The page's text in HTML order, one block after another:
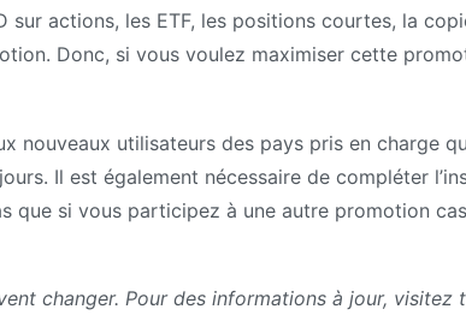
sur actions, les ETF, les positions courtes, la
Donc, si vous voulez maximiser cette
nouveaux utilisateurs des pays pris en charge
Il est également nécessaire de compléter
que si vous participez à une autre promotion
changer. Pour des informations à jour, visitez